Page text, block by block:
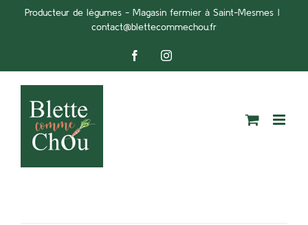
PasserProducteur de légumes - Magasin fermier à Saint-Mesmes |
contact@blettecommechou.fr
FacebookInstagram